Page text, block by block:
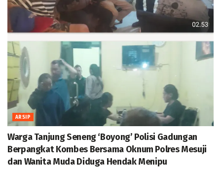
ARSIP
Warga Tanjung Seneng ‘Boyong’ Polisi Gadungan
Berpangkat Kombes Bersama Oknum Polres Mesuji
dan Wanita Muda Diduga Hendak Menipu